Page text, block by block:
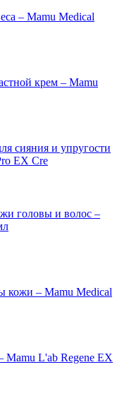
– Mamu Medical
крем – Mamu
сияния и упругости
EX Cre
головы и волос –
кожи – Mamu Medical
Mamu L'ab Regene EX